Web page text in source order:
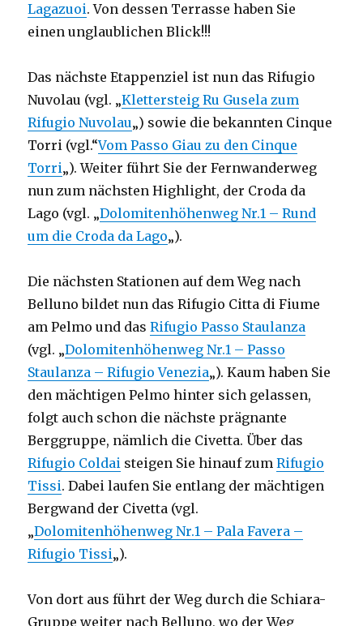
Lagazuoi. Von dessen Terrasse haben Sie
einen unglaublichen Blick!!!
Das nächste Etappenziel ist nun das Rifugio
Nuvolau (vgl. „Klettersteig Ru Gusela zum
Rifugio Nuvolau„) sowie die bekannten Cinque
Torri (vgl.“Vom Passo Giau zu den Cinque
Torri„). Weiter führt Sie der Fernwanderweg
nun zum nächsten Highlight, der Croda da
Lago (vgl. „Dolomitenhöhenweg Nr.1 – Rund
um die Croda da Lago„).
Die nächsten Stationen auf dem Weg nach
Belluno bildet nun das Rifugio Citta di Fiume
am Pelmo und dasRifugio Passo Staulanza
(vgl. „Dolomitenhöhenweg Nr.1 – Passo
Staulanza – Rifugio Venezia„). Kaum haben Sie
den mächtigen Pelmo hinter sich gelassen,
folgt auch schon die nächste prägnante
Berggruppe, nämlich die Civetta. Über das
Rifugio Coldai steigen Sie hinauf zumRifugio
Tissi. Dabei laufen Sie entlang der mächtigen
Bergwand der Civetta (vgl.
„Dolomitenhöhenweg Nr.1 – Pala Favera –
Rifugio Tissi„).
Von dort aus führt der Weg durch die Schiara-
Gruppe weiter nach Belluno, wo der Weg